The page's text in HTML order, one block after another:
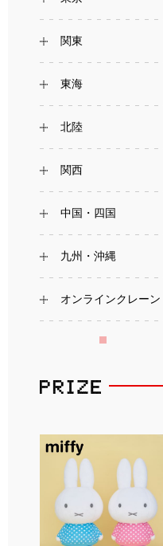
関東
東海
北陸
関西
中国・四国
九州・沖縄
オンラインクレーン